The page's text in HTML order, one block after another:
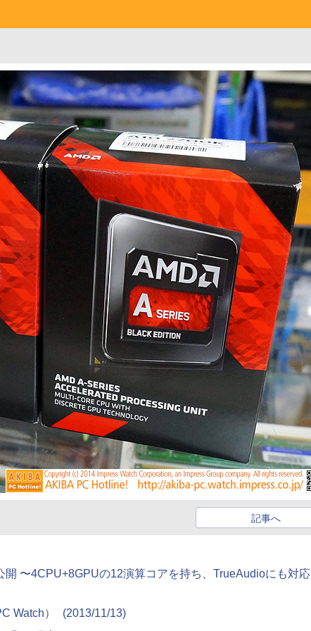
記事へ
〜4CPU+8GPUの12演算コアを持ち、TrueAudioにも対応
Watch）
(2013/11/13)